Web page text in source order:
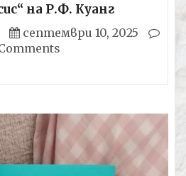
на Р.Ф. Куанг
септември 10, 2025